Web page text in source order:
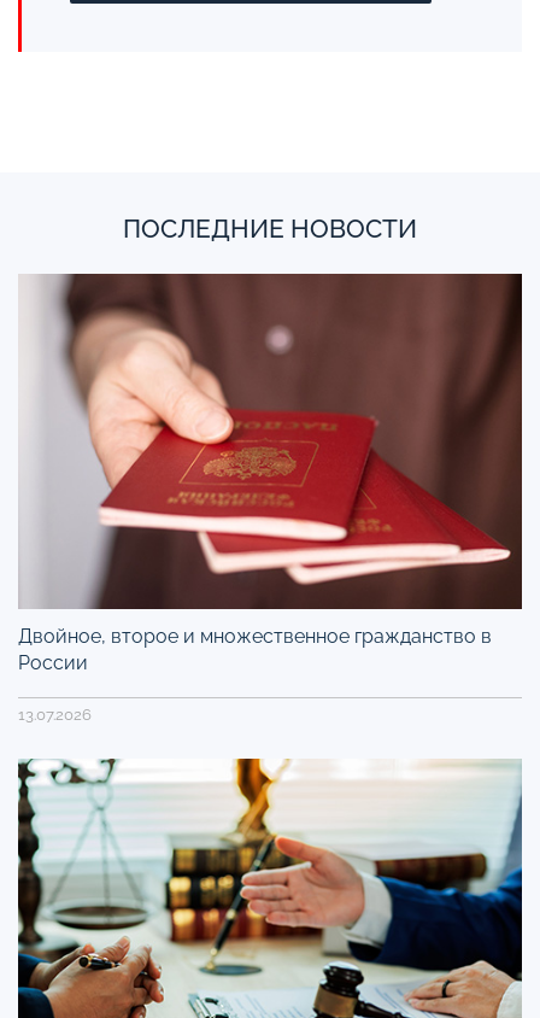
ПОСЛЕДНИЕ НОВОСТИ
Двойное, второе и множественное гражданство в
России
13.07.2026